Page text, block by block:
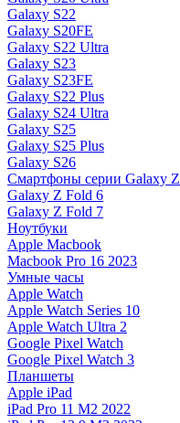
Galaxy S22
Galaxy S20FE
Galaxy S22 Ultra
Galaxy S23
Galaxy S23FE
Galaxy S22 Plus
Galaxy S24 Ultra
Galaxy S25
Galaxy S25 Plus
Galaxy S26
Смартфоны серии Galaxy Z
Galaxy Z Fold 6
Galaxy Z Fold 7
Ноутбуки
Apple Macbook
Macbook Pro 16 2023
Умные часы
Apple Watch
Apple Watch Series 10
Apple Watch Ultra 2
Google Pixel Watch
Google Pixel Watch 3
Планшеты
Apple iPad
iPad Pro 11 M2 2022